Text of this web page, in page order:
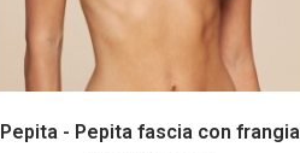
Pepita - Pepita fascia con frangia